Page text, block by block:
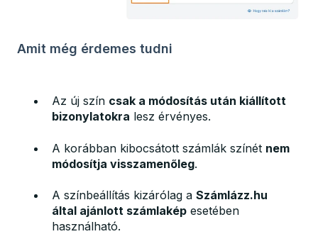
Amit még érdemes tudni
Az új szín csak a módosítás után kiállított
bizonylatokra lesz érvényes.
A korábban kibocsátott számlák színét nem
módosítja visszamenőleg.
A színbeállítás kizárólag a Számlázz.hu
által ajánlott számlakép esetében
használható.